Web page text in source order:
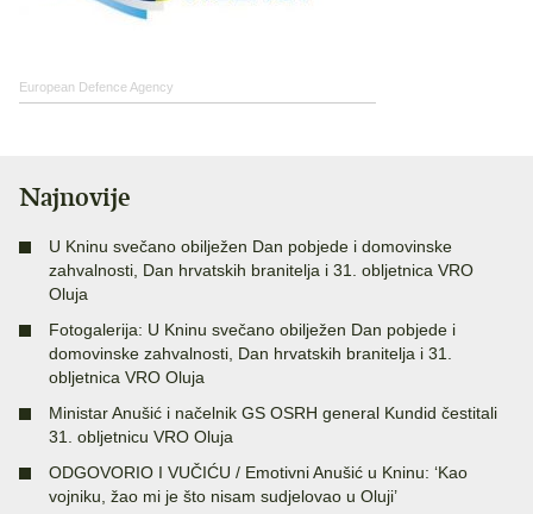
European Defence Agency
Najnovije
U Kninu svečano obilježen Dan pobjede i domovinske
zahvalnosti, Dan hrvatskih branitelja i 31. obljetnica VRO
Oluja
Fotogalerija: U Kninu svečano obilježen Dan pobjede i
domovinske zahvalnosti, Dan hrvatskih branitelja i 31.
obljetnica VRO Oluja
Ministar Anušić i načelnik GS OSRH general Kundid čestitali
31. obljetnicu VRO Oluja
ODGOVORIO I VUČIĆU / Emotivni Anušić u Kninu: ‘Kao
vojniku, žao mi je što nisam sudjelovao u Oluji’